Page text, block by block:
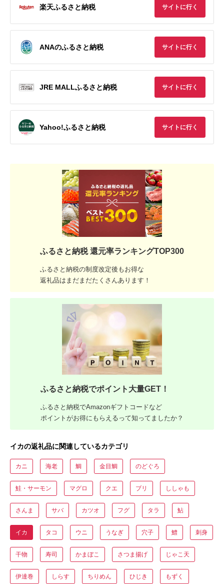
楽天ふるさと納税 サイトに行く
ANAのふるさと納税 サイトに行く
JRE MALLふるさと納税 サイトに行く
Yahoo!ふるさと納税 サイトに行く
ふるさと納税 還元率ランキングTOP300
ふるさと納税の制度改定後もお得な
返礼品はまだまだたくさんあります！
ふるさと納税でポイント大量GET！
ふるさと納税でAmazonギフトコードなど
ポイントがお得にもらえるって知ってましたか？
イカの返礼品に関連しているカテゴリ
カニ 海老 鯛 金目鯛 のどぐろ
鮭・サーモン マグロ クエ ブリ ししゃも
さんま サバ カツオ フグ タラ 鮎
イカ タコ ウニ うなぎ 穴子 鱧 刺身
干物 寿司 かまぼこ さつま揚げ じゃこ天
伊達巻 しらす ちりめん ひじき もずく